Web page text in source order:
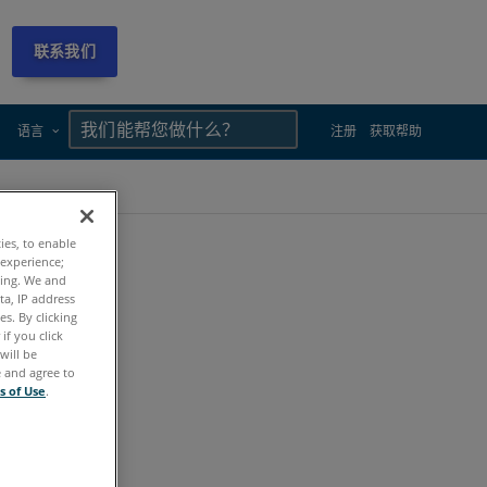
联系我们
语言 注册 获取帮助
to enable
We and
IP address
By clicking
if you click
be
and agree to
of Use.